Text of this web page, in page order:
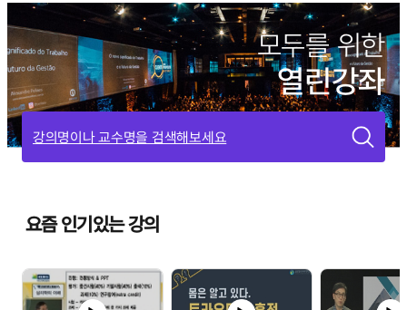
모두를 위한
열린강좌
강의명이나 교수명을 검색해보세요
요즘 인기있는 강의